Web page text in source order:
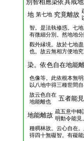
別智相應染依具戒
地 第七地 究竟離故
智。是法執修惑。七
有微細分別。然地地
觀外縁境。故於七地
也。故云無相方便地
染。依色自在地能
色像等。此依根本無
以八地中得三種世間
故云色自在
地能離也
五者能
地能離故 疏五意中轉
明動令能見
種稠林故。云心自在
得四十無礙智。有礙